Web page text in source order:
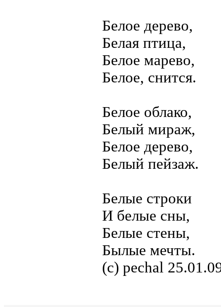
Белое дерево,
Белая птица,
Белое марево,
Белое, снится.
Белое облако,
Белый мираж,
Белое дерево,
Белый пейзаж.
Белые строки
И белые сны,
Белые стены,
Былые мечты.
(с) pechal